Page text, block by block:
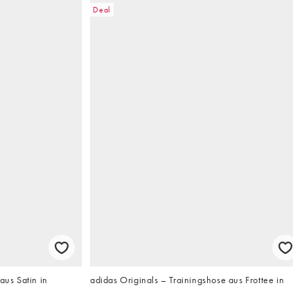
Satin in
Deal
adidas Originals – Trainingshose aus Frottee in